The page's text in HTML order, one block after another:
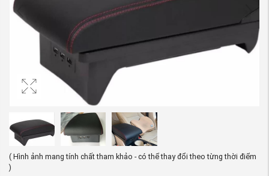
( Hình ảnh mang tính chất tham khảo - có thể thay đổi theo từng thời điểm
)